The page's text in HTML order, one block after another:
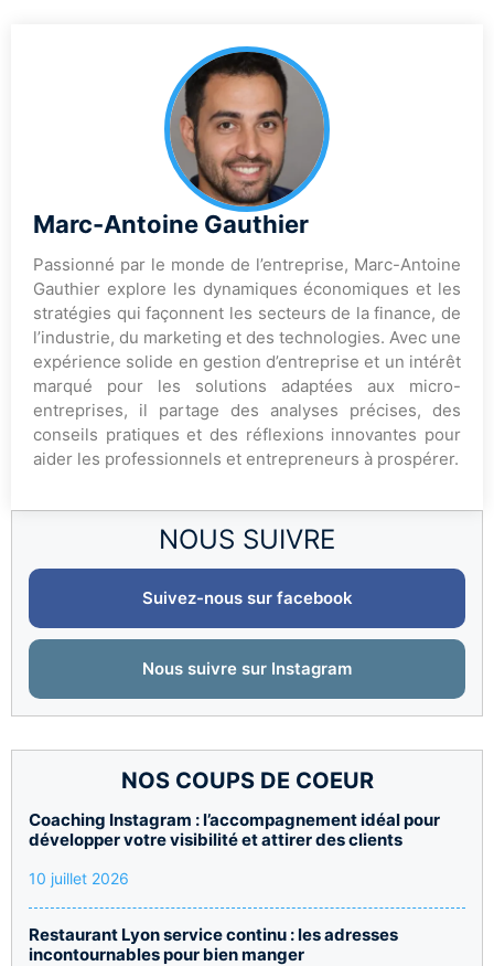
NOUS SUIVRE
Suivez-nous sur facebook
Nous suivre sur Instagram
NOS COUPS DE COEUR
Coaching Instagram : l’accompagnement idéal pour
développer votre visibilité et attirer des clients
10 juillet 2026
Restaurant Lyon service continu : les adresses
incontournables pour bien manger
Marc-Antoine Gauthier
Passionné par le monde de l’entreprise, Marc-Antoine
Gauthier explore les dynamiques économiques et les
stratégies qui façonnent les secteurs de la finance, de
l’industrie, du marketing et des technologies. Avec une
expérience solide en gestion d’entreprise et un intérêt
marqué pour les solutions adaptées aux micro-
entreprises, il partage des analyses précises, des
conseils pratiques et des réflexions innovantes pour
aider les professionnels et entrepreneurs à prospérer.